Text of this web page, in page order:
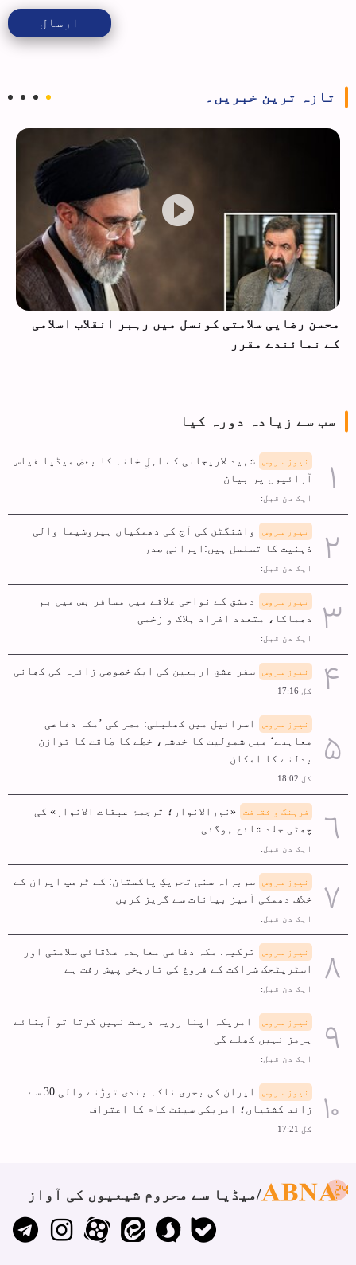
ارسال
تازہ ترین خبریں۔
عراقی شیعہ سیاسی دھڑے کا اسلحہ جمع کرانے کے
منصوبے پر ردعمل
سب سے زیادہ دورہ کیا
نیوز سروس
شہید لاریجانی کے اہلِ خانہ کا بعض میڈیا قیاس
آرائیوں پر بیان
ایک دن قبل:
نیوز سروس
واشنگٹن کی آج کی دھمکیاں ہیروشیما والی
ذہنیت کا تسلسل ہیں:ایرانی صدر
ایک دن قبل:
نیوز سروس
دمشق کے نواحی علاقے میں مسافر بس میں بم
دھماکا، متعدد افراد ہلاک و زخمی
ایک دن قبل:
نیوز سروس سفر عشق اربعین کی ایک خصوصی زائرہ کی کھانی
کل 17:16
نیوز سروس
اسرائیل میں کھلبلی: مصر کی ’مکہ دفاعی
معاہدے‘ میں شمولیت کا خدشہ، خطے کا طاقت کا توازن
بدلنے کا امکان
کل 18:02
فرہنگ و ثقافت
«نورالانوار؛ ترجمۂ عبقات الانوار» کی
چھٹی جلد شائع ہوگئی
ایک دن قبل:
نیوز سروس
سربراہ سنی تحریکِ پاکستان: کے ٹرمپ ایران کے
خلاف دھمکی آمیز بیانات سے گریز کریں
ایک دن قبل:
نیوز سروس
ترکیہ: مکہ دفاعی معاہدہ علاقائی سلامتی اور
اسٹریٹجک شراکت کے فروغ کی تاریخی پیش رفت ہے
ایک دن قبل:
نیوز سروس
امریکہ اپنا رویہ درست نہیں کرتا تو آبنائے
ہرمز نہیں کھلے گی
ایک دن قبل:
نیوز سروس
ایران کی بحری ناکہ بندی توڑنے والی 30 سے
زائد کشتیاں؛ امریکی سینٹ کام کا اعتراف
کل 17:21
میڈیا سے محروم شیعیوں کی آواز